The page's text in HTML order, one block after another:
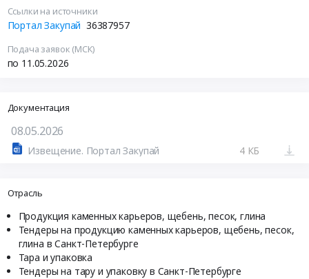
Ссылки на источники
Портал Закупай 36387957
Подача заявок (МСК)
по 11.05.2026
Документация
08.05.2026
Извещение. Портал Закупай 4 КБ
Отрасль
Продукция каменных карьеров, щебень, песок, глина
Тендеры на продукцию каменных карьеров, щебень, песок,
глина в Санкт-Петербурге
Тара и упаковка
Тендеры на тару и упаковку в Санкт-Петербурге